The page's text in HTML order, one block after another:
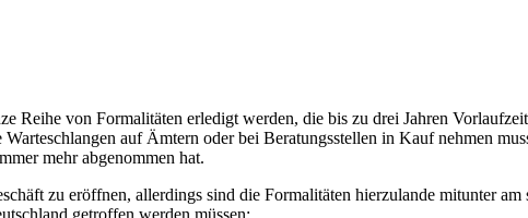
Reihe von Formalitäten erledigt werden, die bis zu drei Jahren
auf Ämtern oder bei Beratungsstellen in Kauf nehmen
mehr abgenommen hat.
zu eröffnen, allerdings sind die Formalitäten hierzulande mitunter